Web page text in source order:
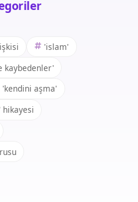
'islam'
kaybedenler'
'kendini aşma'
hikayesi